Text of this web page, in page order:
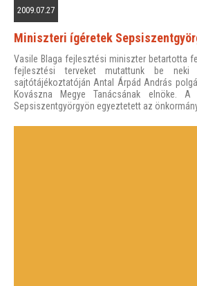
2009.07.27
Miniszteri ígéretek
Vasile Blaga fejlesztési miniszter betartotta
fejlesztési terveket mutattunk be
sajtótájékoztatóján Antal Árpád András
Kovászna Megye Tanácsának elnöke. A
Sepsiszentgyörgyön egyeztetett az